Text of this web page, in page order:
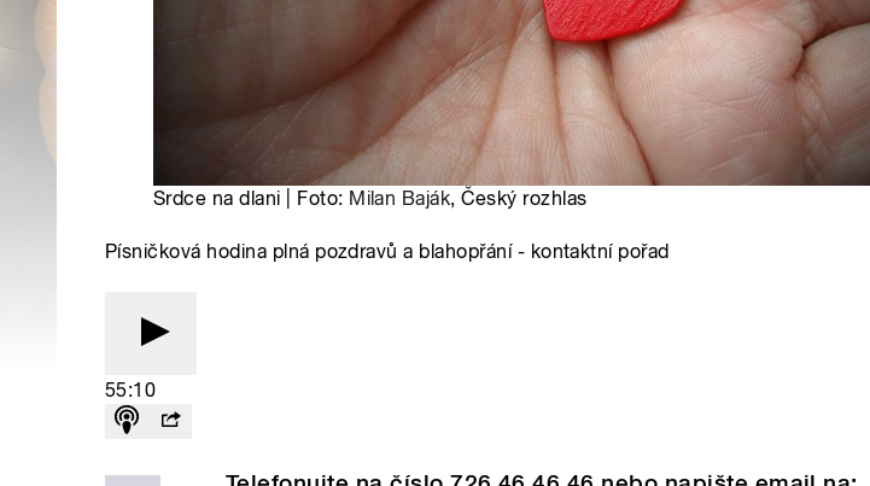
Srdce na dlani | Foto: Milan Baják, Český rozhlas
Písničková hodina plná pozdravů a blahopřání - kontaktní pořad
55:10